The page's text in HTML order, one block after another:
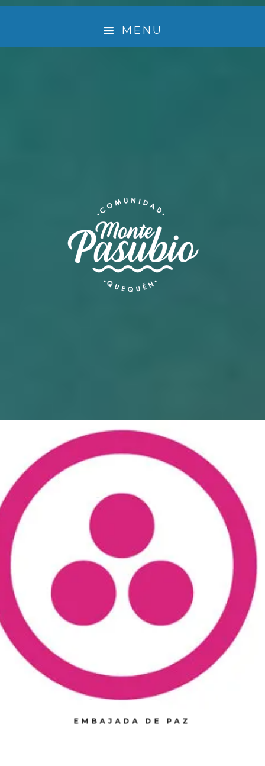
MENU
TURISMO SUSTENTABLE
TEMPORADA DE VERANO
BUNGALOWS MARE PREMIUM
DOMOS MARE – GLAMPING
ECO-LODGE DUNAS DE QQN
BUNGALOWS TERRA
HOSTEL – LA CASITA DEL MAR
CAMPING
ESTACIONAMIENTO
TÉRMINOS Y CONDICIONES
BALNEARIO
EMBAJADA DE PAZ